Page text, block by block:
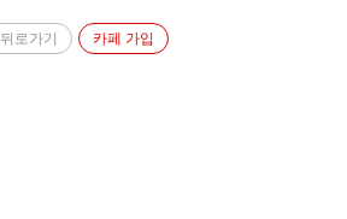
뒤로가기 카페 가입